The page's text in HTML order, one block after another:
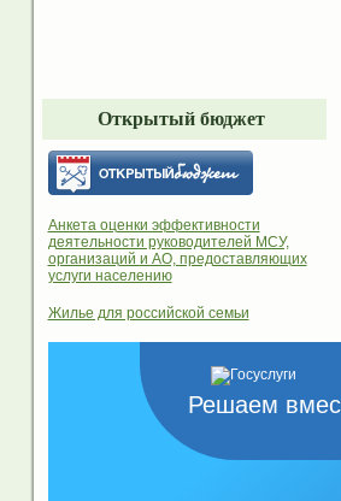
Открытый бюджет
Анкета оценки эффективности
деятельности руководителей МСУ,
организаций и АО, предоставляющих
услуги населению
Жилье для российской семьи
Решаем